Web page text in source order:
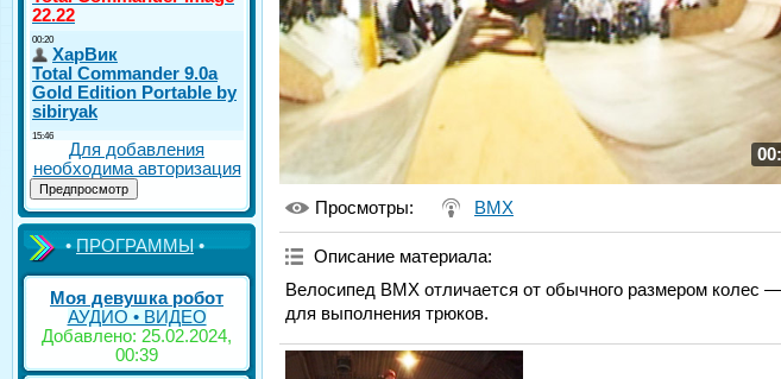
Для добавления
необходима авторизация
•ПРОГРАММЫ•
Моя девушка робот
АУДИО • ВИДЕО
Добавлено: 25.02.2024,
00:39
Просмотры: BMX
Описание материала:
Велосипед BMX отличается от обычного размером
для выполнения трюков.